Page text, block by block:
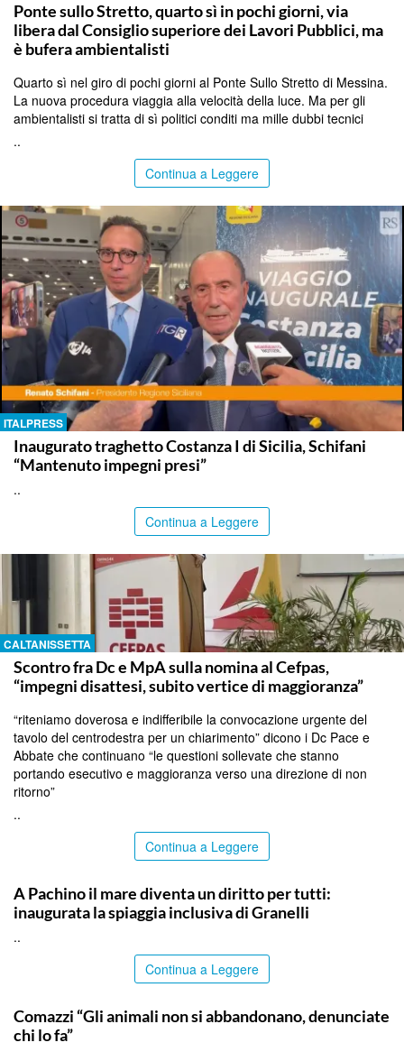
Ponte sullo Stretto, quarto sì in pochi giorni, via
libera dal Consiglio superiore dei Lavori Pubblici, ma
è bufera ambientalisti
Quarto sì nel giro di pochi giorni al Ponte Sullo Stretto di Messina.
La nuova procedura viaggia alla velocità della luce. Ma per gli
ambientalisti si tratta di sì politici conditi ma mille dubbi tecnici
..
Continua a Leggere
ITALPRESS
Inaugurato traghetto Costanza I di Sicilia, Schifani
“Mantenuto impegni presi”
..
Continua a Leggere
CALTANISSETTA
Scontro fra Dc e MpA sulla nomina al Cefpas,
“impegni disattesi, subito vertice di maggioranza”
“riteniamo doverosa e indifferibile la convocazione urgente del
tavolo del centrodestra per un chiarimento” dicono i Dc Pace e
Abbate che continuano “le questioni sollevate che stanno
portando esecutivo e maggioranza verso una direzione di non
ritorno”
..
Continua a Leggere
A Pachino il mare diventa un diritto per tutti:
inaugurata la spiaggia inclusiva di Granelli
..
Continua a Leggere
Comazzi “Gli animali non si abbandonano, denunciate
chi lo fa”